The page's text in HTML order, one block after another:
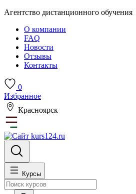
Агентство дистанционного обучения
О компании
FAQ
Новости
Отзывы
Контакты
0
Избранное
Красноярск
Курсы